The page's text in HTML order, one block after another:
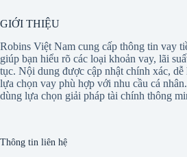
GIỚI THIỆU
Robins Việt Nam cung cấp thông tin vay
giúp bạn hiểu rõ các loại khoản vay, lãi
tục. Nội dung được cập nhật chính xác, dễ
lựa chọn vay phù hợp với nhu cầu cá
dùng lựa chọn giải pháp tài chính thông
Thông tin liên hệ